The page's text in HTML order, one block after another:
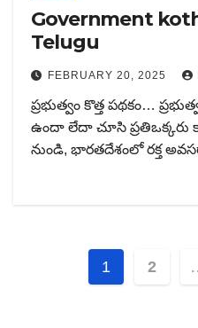
Government
Telugu
FEBRUARY 20, 2025
ప్రభుత్వం కొత్త పథకం…
ఉందా లేదా చూసి
నుండి, భారతదేశంలో రక్త
Posts
1 2